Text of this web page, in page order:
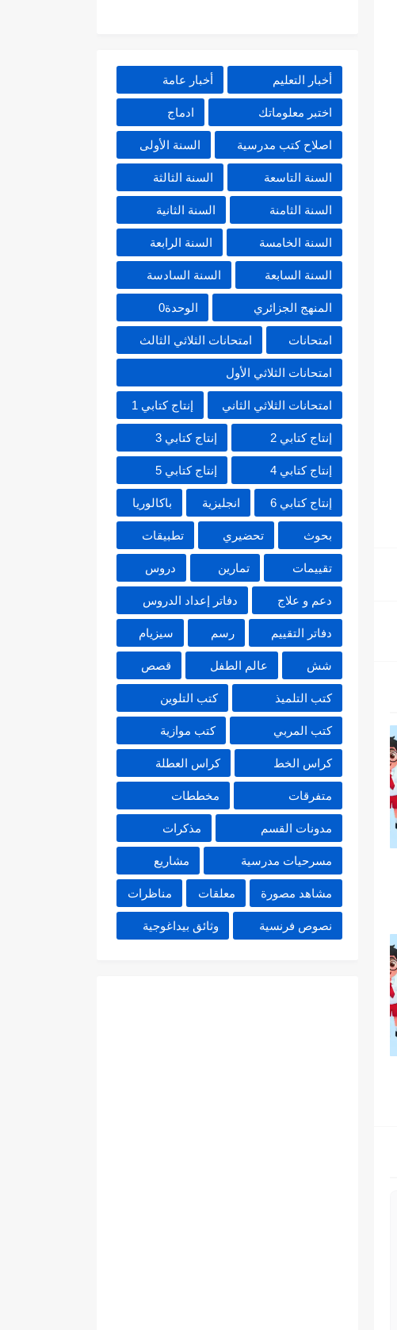
أخبار التعليم أخبار عامة
اختبر معلوماتك ادماج
اصلاح كتب مدرسية السنة الأولى
السنة التاسعة السنة الثالثة
السنة الثامنة السنة الثانية
السنة الخامسة السنة الرابعة
السنة السابعة السنة السادسة
المنهج الجزائري الوحدة0
امتحانات امتحانات الثلاثي الثالث
امتحانات الثلاثي الأول
امتحانات الثلاثي الثاني إنتاج كتابي 1
إنتاج كتابي 2 إنتاج كتابي 3
إنتاج كتابي 4 إنتاج كتابي 5
إنتاج كتابي 6 انجليزية باكالوريا
بحوث تحضيري تطبيقات
تقييمات تمارين دروس
دعم و علاج دفاتر إعداد الدروس
دفاتر التقييم رسم سيزيام
شش عالم الطفل قصص
كتب التلميذ كتب التلوين
كتب المربي كتب موازية
كراس الخط كراس العطلة
متفرقات مخططات
مدونات القسم مذكرات
مسرحيات مدرسية مشاريع
مشاهد مصورة معلقات مناظرات
نصوص فرنسية وثائق بيداغوجية